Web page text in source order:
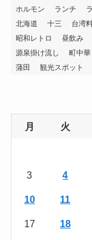
ホルモン
ランチ
北海道
十三 台湾
昭和レトロ
昼飲み
源泉掛け流し
町中華
蒲田
観光スポット
月 火
3 4
10 11
17 18